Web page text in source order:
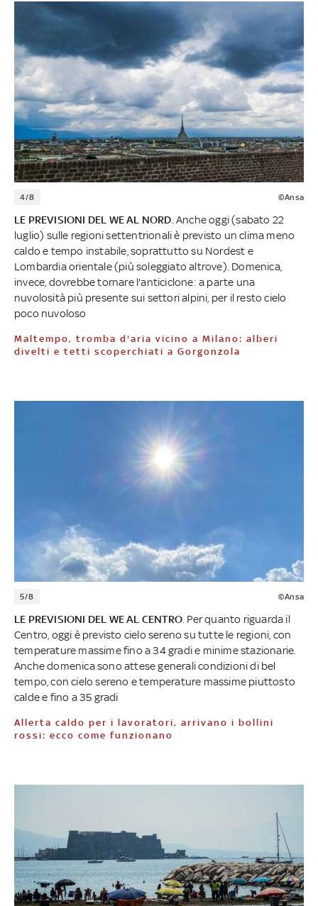
4/8 ©Ansa
LE PREVISIONI DEL WE AL NORD . Anche oggi (sabato 22
luglio) sulle regioni settentrionali è previsto un clima meno
caldo e tempo instabile, soprattutto su Nordest e
Lombardia orientale (più soleggiato altrove). Domenica,
invece, dovrebbe tornare l'anticiclone: a parte una
nuvolosità più presente sui settori alpini, per il resto cielo
poco nuvoloso
Maltempo, tromba d'aria vicino a Milano: alberi
divelti e tetti scoperchiati a Gorgonzola
5/8 ©Ansa
LE PREVISIONI DEL WE AL CENTRO . Per quanto riguarda il
Centro, oggi è previsto cielo sereno su tutte le regioni, con
temperature massime fino a 34 gradi e minime stazionarie.
Anche domenica sono attese generali condizioni di bel
tempo, con cielo sereno e temperature massime piuttosto
calde e fino a 35 gradi
Allerta caldo per i lavoratori, arrivano i bollini
rossi: ecco come funzionano